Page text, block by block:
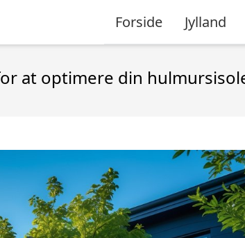
Forside Jylland
at optimere din